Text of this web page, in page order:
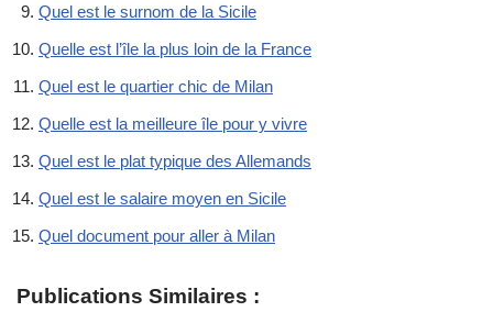
Quel est le surnom de la Sicile
Quelle est l’île la plus loin de la France
Quel est le quartier chic de Milan
Quelle est la meilleure île pour y vivre
Quel est le plat typique des Allemands
Quel est le salaire moyen en Sicile
Quel document pour aller à Milan
Publications Similaires :